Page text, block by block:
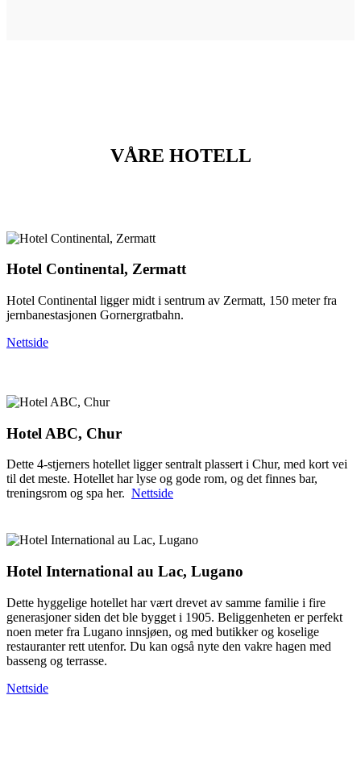
VÅRE HOTELL
Hotel Continental, Zermatt
Hotel Continental ligger midt i sentrum av Zermatt, 150 meter fra
jernbanestasjonen Gornergratbahn.
Nettside
Hotel ABC, Chur
Dette 4-stjerners hotellet ligger sentralt plassert i Chur, med kort vei
til det meste. Hotellet har lyse og gode rom, og det finnes bar,
treningsrom og spa her. Nettside
Hotel International au Lac, Lugano
Dette hyggelige hotellet har vært drevet av samme familie i fire
generasjoner siden det ble bygget i 1905. Beliggenheten er perfekt
noen meter fra Lugano innsjøen, og med butikker og koselige
restauranter rett utenfor. Du kan også nyte den vakre hagen med
basseng og terrasse.
Nettside